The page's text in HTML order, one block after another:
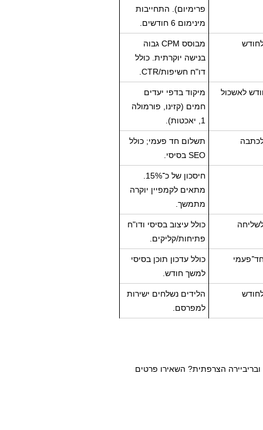
פרימיום). התחייבות
מינימום 6 חודשים.
מבוסס CPM גבוה
בנישה יוקרתית. כולל
דו"ח חשיפות/CTR.
לאשכול
מיקוד בדפי יעדים
חמים (קזינו, פורמולה
1, יאכטות).
תשלום חד פעמי; כולל
SEO בסיסי.
מתאים לקמפיין יוקרה
מתמשך.
כולל עיצוב בסיסי ודו"ח
פתיחות/קליקים.
כולל עדכון תוכן בסיסי
למשך חודש.
הלידים נשלחים ישירות
למפרסם.
הצרפתית? השאירו פרטים